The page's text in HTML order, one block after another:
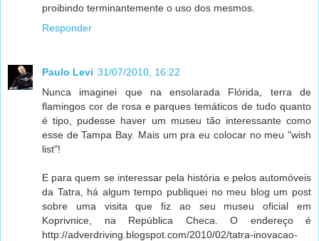
proibindo terminantemente o uso dos mesmos.
Responder
Paulo Levi 31/07/2010, 16:22
Nunca imaginei que na ensolarada Flórida, terra de
flamingos cor de rosa e parques temáticos de tudo quanto
é tipo, pudesse haver um museu tão interessante como
esse de Tampa Bay. Mais um pra eu colocar no meu "wish
list"!
E para quem se interessar pela história e pelos automóveis
da Tatra, há algum tempo publiquei no meu blog um post
sobre uma visita que fiz ao seu museu oficial em
Koprivnice, na República Checa. O endereço é
http://adverdriving.blogspot.com/2010/02/tatra-inovacao-